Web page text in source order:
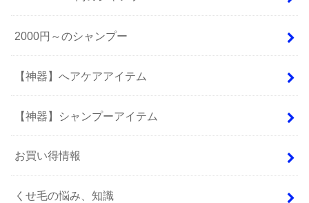
2000円～のシャンプー
【神器】へアケアアイテム
【神器】シャンプーアイテム
お買い得情報
くせ毛の悩み、知識